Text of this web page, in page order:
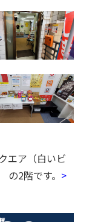
エア（白いビ
2階です。 >